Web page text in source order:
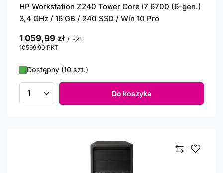
HP Workstation Z240 Tower Core i7 6700 (6-gen.)
3,4 GHz / 16 GB / 240 SSD / Win 10 Pro
1 059,99 zł / szt.
10599.90 PKT
Dostępny (10 szt.)
Ilość produktów Do koszyka